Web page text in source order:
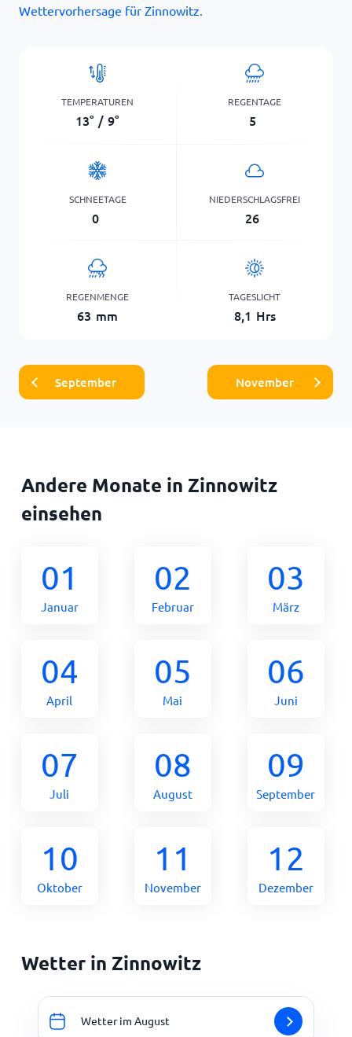
Wettervorhersage für Zinnowitz.
TEMPERATUREN
13° / 9°
REGENTAGE
5
SCHNEETAGE
0
NIEDERSCHLAGSFREI
26
REGENMENGE
63 mm
TAGESLICHT
8,1 Hrs
September November
Andere Monate in Zinnowitz
einsehen
01
Januar
02
Februar
03
März
04
April
05
Mai
06
Juni
07
Juli
08
August
09
September
10
Oktober
11
November
12
Dezember
Wetter in Zinnowitz
Wetter im August